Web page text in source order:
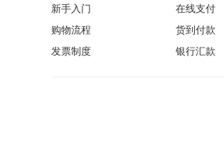
新手入门
购物流程
发票制度
在线支付
货到付款
银行汇款